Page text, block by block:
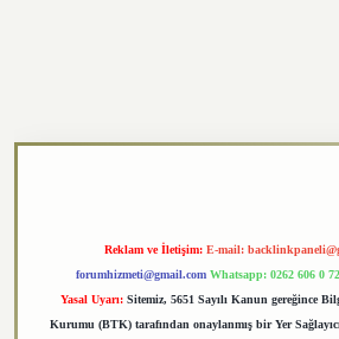
Reklam ve İletişim: E-mail:
forumhizmeti@gmail.com Whatsapp: 0262 606 0
Yasal Uyarı: Sitemiz, 5651 Sayılı Kanun gereğince
Kurumu (BTK) tarafından onaylanmış bir Yer